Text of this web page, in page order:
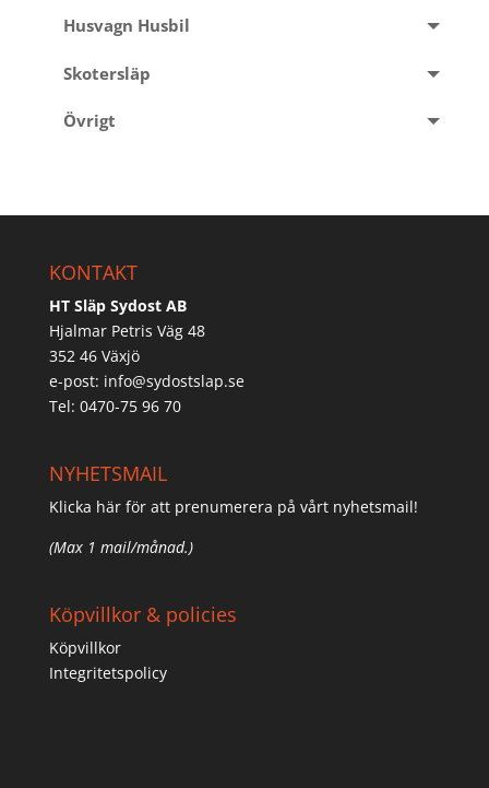
Husvagn Husbil
Skotersläp
Övrigt
KONTAKT
HT Släp Sydost AB
Hjalmar Petris Väg 48
352 46 Växjö
e-post: info@sydostslap.se
Tel: 0470-75 96 70
NYHETSMAIL
Klicka här för att prenumerera på vårt nyhetsmail!
(Max 1 mail/månad.)
Köpvillkor & policies
Köpvillkor
Integritetspolicy